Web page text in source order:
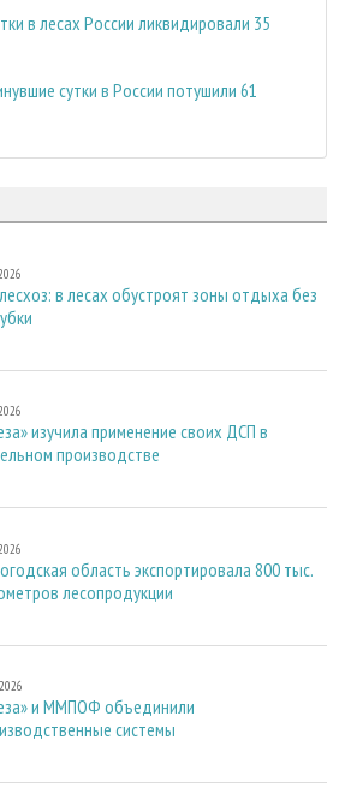
в лесах России ликвидировали 35
сутки в России потушили 61
в лесах обустроят зоны отдыха без
изучила применение своих ДСП в
производстве
область экспортировала 800 тыс.
лесопродукции
и ММПОФ объединили
системы